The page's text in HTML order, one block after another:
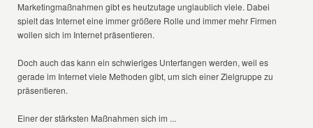
Marketingmaßnahmen gibt es heutzutage unglaublich viele. Dabei
spielt das Internet eine immer größere Rolle und immer mehr Firmen
wollen sich im Internet präsentieren.
Doch auch das kann ein schwieriges Unterfangen werden, weil es
gerade im Internet viele Methoden gibt, um sich einer Zielgruppe zu
präsentieren.
Einer der stärksten Maßnahmen sich im ...